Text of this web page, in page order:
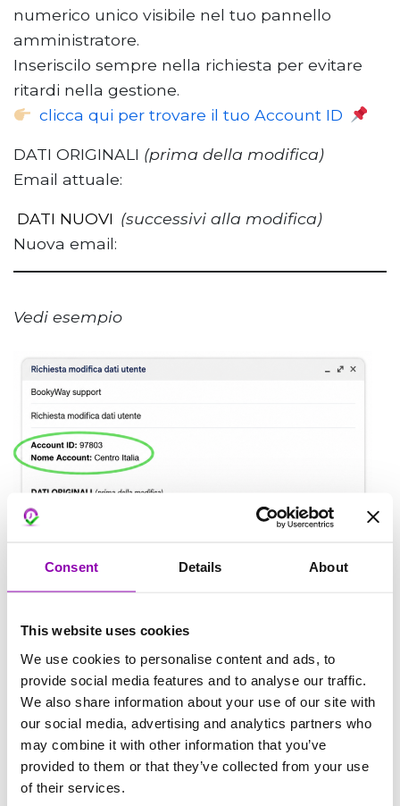
Consent Details About
This website uses cookies
We use cookies to personalise content and ads, to
provide social media features and to analyse our traffic.
We also share information about your use of our site with
our social media, advertising and analytics partners who
may combine it with other information that you’ve
provided to them or that they’ve collected from your use
of their services.
numerico unico visibile nel tuo pannello
amministratore.
Inseriscilo sempre nella richiesta per evitare
ritardi nella gestione.
clicca qui per trovare il tuo Account ID
DATI ORIGINALI (prima della modifica)
Email attuale:
DATI NUOVI (successivi alla modifica)
Nuova email:
Vedi esempio
Una volta ricevuta la richiesta, il supporto